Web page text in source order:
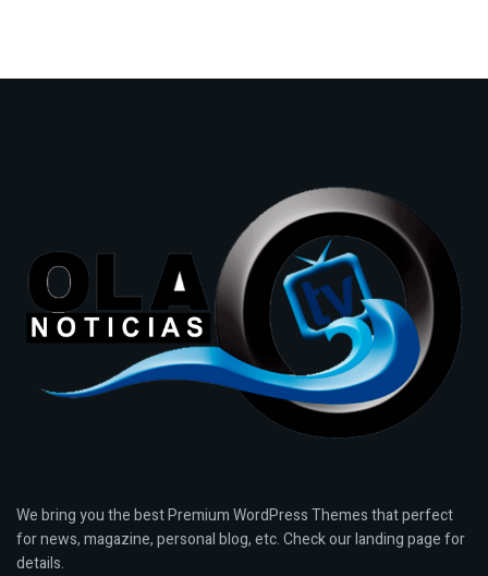
We bring you the best Premium WordPress Themes that perfect
for news, magazine, personal blog, etc. Check our landing page for
details.